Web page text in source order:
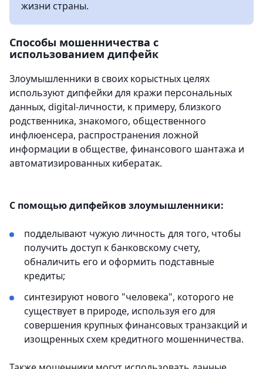
жизни страны.
Способы мошенничества с
использованием дипфейк
Злоумышленники в своих корыстных целях
используют дипфейки для кражи персональных
данных, digital-личности, к примеру, близкого
родственника, знакомого, общественного
инфлюенсера, распространения ложной
информации в обществе, финансового шантажа и
автоматизированных кибератак.
С помощью дипфейков злоумышленники:
подделывают чужую личность для того, чтобы
получить доступ к банковскому счету,
обналичить его и оформить подставные
кредиты;
синтезируют нового "человека", которого не
существует в природе, используя его для
совершения крупных финансовых транзакций и
изощренных схем кредитного мошенничества.